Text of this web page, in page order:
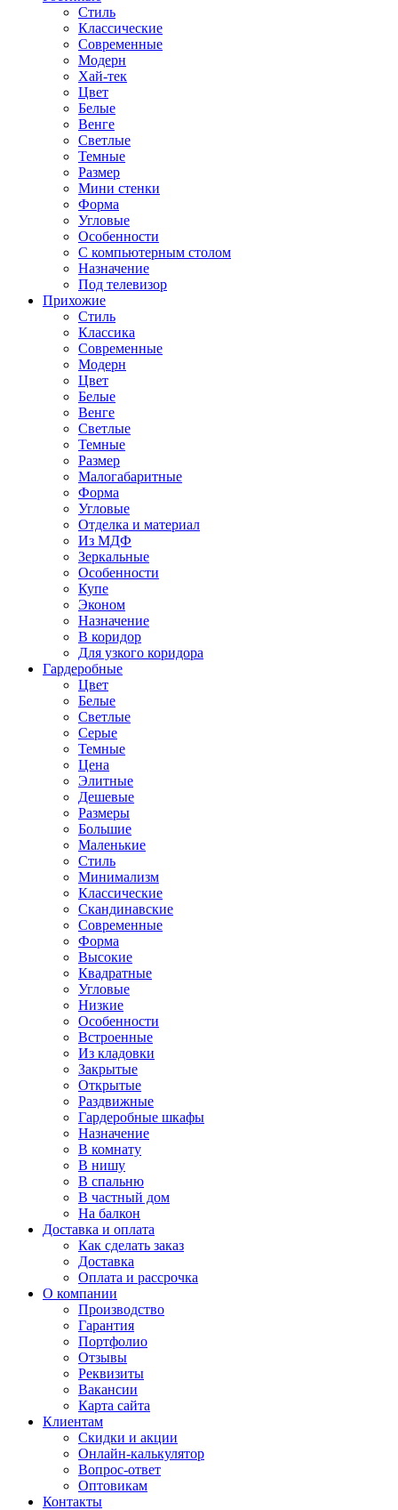
Стиль
Классические
Современные
Модерн
Хай-тек
Цвет
Белые
Венге
Светлые
Темные
Размер
Мини стенки
Форма
Угловые
Особенности
С компьютерным столом
Назначение
Под телевизор
Прихожие
Стиль
Классика
Современные
Модерн
Цвет
Белые
Венге
Светлые
Темные
Размер
Малогабаритные
Форма
Угловые
Отделка и материал
Из МДФ
Зеркальные
Особенности
Купе
Эконом
Назначение
В коридор
Для узкого коридора
Гардеробные
Цвет
Белые
Светлые
Серые
Темные
Цена
Элитные
Дешевые
Размеры
Большие
Маленькие
Стиль
Минимализм
Классические
Скандинавские
Современные
Форма
Высокие
Квадратные
Угловые
Низкие
Особенности
Встроенные
Из кладовки
Закрытые
Открытые
Раздвижные
Гардеробные шкафы
Назначение
В комнату
В нишу
В спальню
В частный дом
На балкон
Доставка и оплата
Как сделать заказ
Доставка
Оплата и рассрочка
О компании
Производство
Гарантия
Портфолио
Отзывы
Реквизиты
Вакансии
Карта сайта
Клиентам
Скидки и акции
Онлайн-калькулятор
Вопрос-ответ
Оптовикам
Контакты